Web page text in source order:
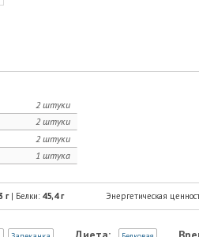
2 штуки
2 штуки
2 штуки
1 штука
Энергетическая
г| Белки: 45,4г